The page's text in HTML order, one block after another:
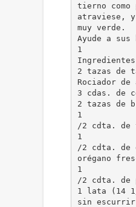
tierno
atraviese, y
muy verde.
Ayude a
1
2 tazas de
Rociador
3 cdas. de
2 tazas de
1
/2 cdta. de
1
/2 cdta. de
orégano
1
/2 cdta. de
1 lata (14
sin escurrir